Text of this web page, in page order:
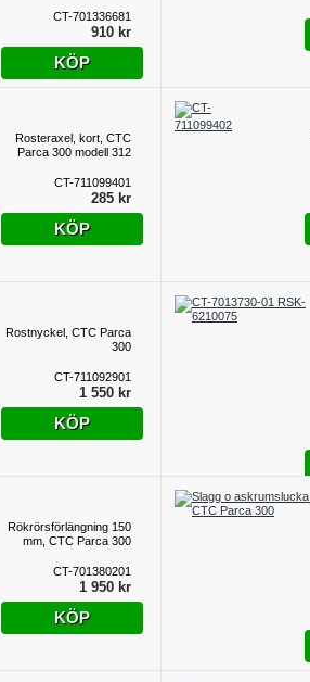
CT-701336681
910 kr
KÖP
Rosteraxel, kort, CTC
Parca 300 modell 312
CT-711099401
285 kr
KÖP
Rostnyckel, CTC Parca
300
CT-711092901
1 550 kr
KÖP
Rökrörsförlängning 150
mm, CTC Parca 300
CT-701380201
1 950 kr
KÖP